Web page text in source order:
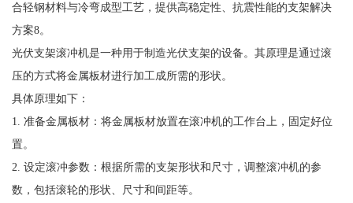
合轻钢材料与冷弯成型工艺，提供高稳定性、抗震性能的支架解决
方案8。
光伏支架滚冲机是一种用于制造光伏支架的设备。其原理是通过滚
压的方式将金属板材进行加工成所需的形状。
具体原理如下：
1. 准备金属板材：将金属板材放置在滚冲机的工作台上，固定好位
置。
2. 设定滚冲参数：根据所需的支架形状和尺寸，调整滚冲机的参
数，包括滚轮的形状、尺寸和间距等。